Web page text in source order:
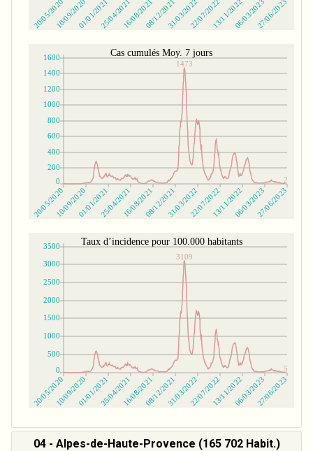
04 - Alpes-de-Haute-Provence (165 702 Habit.)